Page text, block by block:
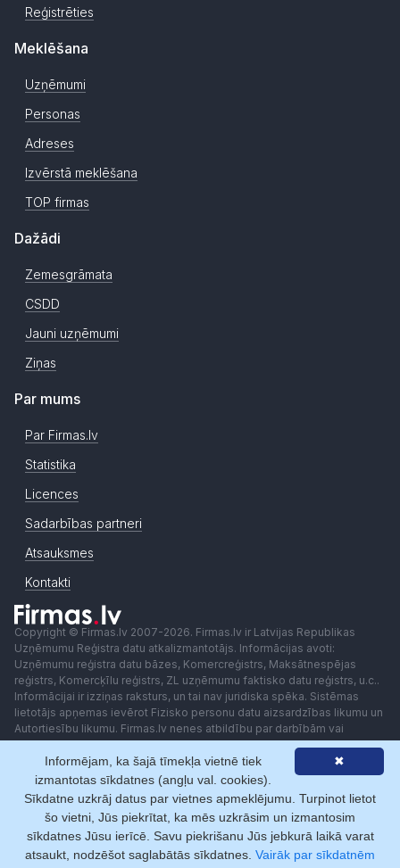
Reģistrēties
Meklēšana
Uzņēmumi
Personas
Adreses
Izvērstā meklēšana
TOP firmas
Dažādi
Zemesgrāmata
CSDD
Jauni uzņēmumi
Ziņas
Par mums
Par Firmas.lv
Statistika
Licences
Sadarbības partneri
Atsauksmes
Kontakti
Copyright © Firmas.lv 2007-2026. Firmas.lv ir Latvijas Republikas
Uzņēmumu Reģistra datu atkalizmantotājs. Informācijas avoti:
Uzņēmumu reģistra datu bāzes, Komercreģistrs, Maksātnespējas
reģistrs, Komercķīlu reģistrs, ZL uzņēmumu faktisko datu reģistrs, u.c..
Informācijai ir izziņas raksturs, un tai nav juridiska spēka. Sistēmas
lietotājs apņemas ievērot Fizisko personu datu aizsardzības likumu un
Autortiesību likumu. Firmas.lv nenes atbildību par darbībām vai
lēmumiem, kas balstīti uz saņemto pakalpojumu. Lietotājam aizliegts
izmantot jebkādas automatizētas sistēmas vai iekārtas (robotus)
piekļuvei sistēmai bez rakstiskas saskaņošanas ar Firmas.lv. Galvenā
redaktore: Ingūna Pempere.
Lietošanas noteikumi
Privātuma politika Norēķini ar
✖
Informējam, ka šajā tīmekļa vietnē tiek
izmantotas sīkdatnes (angļu val. cookies).
Sīkdatne uzkrāj datus par vietnes apmeklējumu. Turpinot lietot
šo vietni, Jūs piekrītat, ka mēs uzkrāsim un izmantosim
sīkdatnes Jūsu ierīcē. Savu piekrišanu Jūs jebkurā laikā varat
atsaukt, nodzēšot saglabātās sīkdatnes. Vairāk par sīkdatnēm